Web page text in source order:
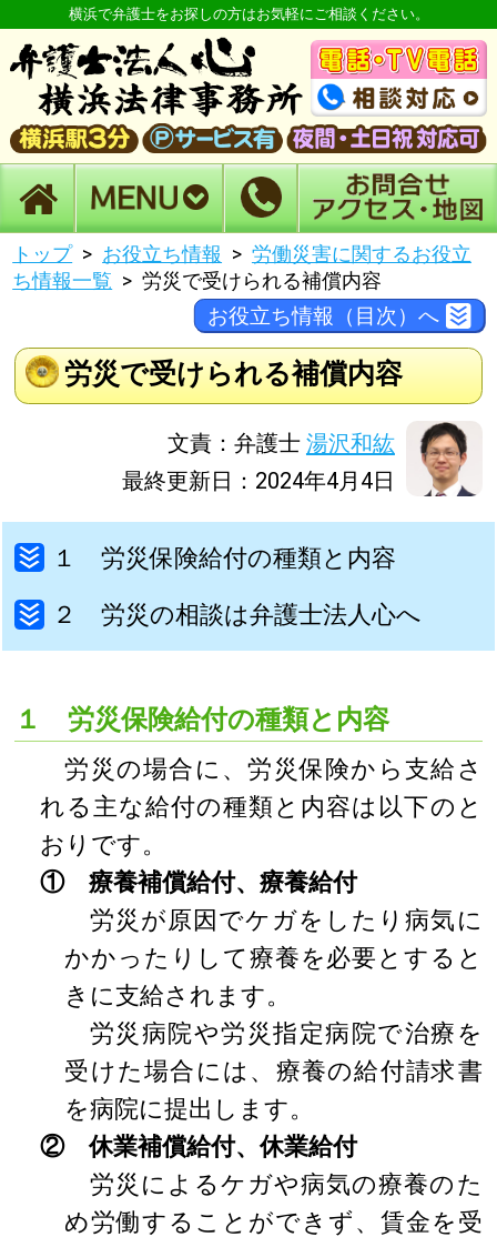
横浜で弁護士をお探しの方はお気軽にご相談ください。
トップ お役立ち情報
労働災害に関するお役立
ち情報一覧
労災で受けられる補償内容
お役立ち情報（目次）へ
労災で受けられる補償内容
文責：弁護士 湯沢和紘
最終更新日：2024年4月4日
１ 労災保険給付の種類と内容
２ 労災の相談は弁護士法人心へ
１ 労災保険給付の種類と内容
労災の場合に、労災保険から支給さ
れる主な給付の種類と内容は以下のと
おりです。
① 療養補償給付、療養給付
労災が原因でケガをしたり病気に
かかったりして療養を必要とすると
きに支給されます。
労災病院や労災指定病院で治療を
受けた場合には、療養の給付請求書
を病院に提出します。
② 休業補償給付、休業給付
労災によるケガや病気の療養のた
め労働することができず、賃金を受